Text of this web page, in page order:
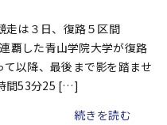
は３日、復路５区間
覇した青山学院大学が復路
以降、最後まで影を踏ませ
間53分25 […]
続きを読む